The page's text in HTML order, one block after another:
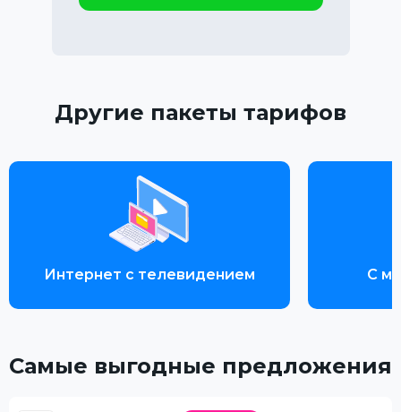
Другие пакеты тарифов
Интернет с телевидением С
Самые выгодные предложения